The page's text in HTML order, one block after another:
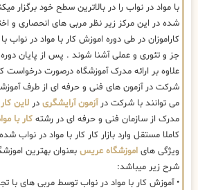
با مواد در نواب را در بالاترین سطح خود برگزار
شده در این مرکز زیر نظر مربی های انحصاری و
کاراموزان در طی دوره اموزش کار با مواد در
جز و تئوری و عملی آشنا شوند . پس از پایان دوره
علاوه بر ارائه مدرک آموزشگاه درصورت درخواست
شرکت در آزمون های فنی و حرفه ای از طرف
می توانند با شرکت درآزمون آرایشگری در لاین
مدرک از سازمان فنی و حرفه ای در رشته کار با
کاملا مستقل وارد بازار کار کار با مواد در نواب
ویژگی های اموزشگاه عریس بعنوان بهترین
شرح زیر میباشد:
• آموزش کار با مواد در نواب توسط مربی های با